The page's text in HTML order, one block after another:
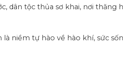
dân tộc thủa sơ khai, nơi thăng
niềm tự hào về hào khí, sức